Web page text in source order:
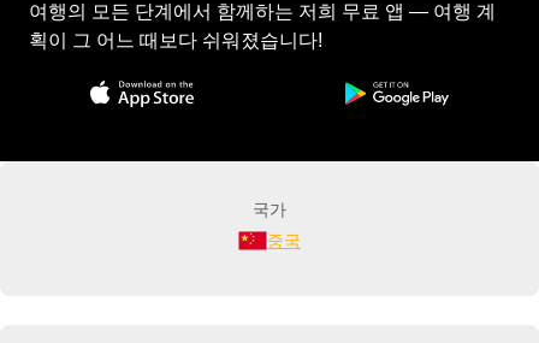
여행의 모든 단계에서 함께하는 저희 무료 앱 — 여행 계
획이 그 어느 때보다 쉬워졌습니다!
국가
중국